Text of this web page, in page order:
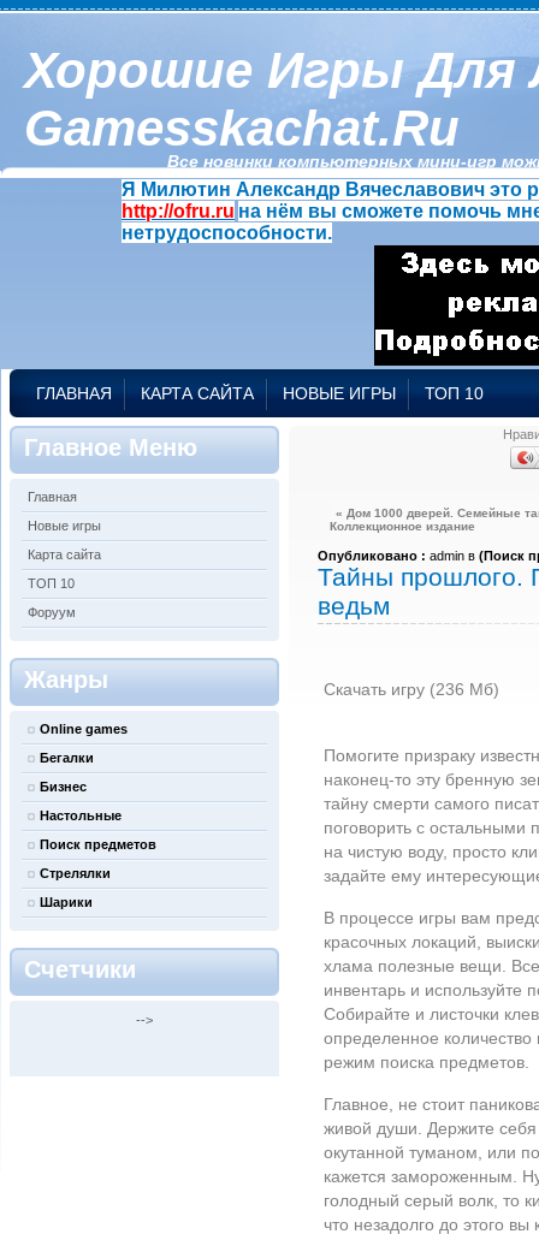
Хорошие Игры Для
Gamesskachat.ru
Все новинки компьютерных мини-игр
Я Милютин Александр Вячеславович это
http://ofru.ru на нём вы сможете помочь
нетрудоспособности.
ГЛАВНАЯ КАРТА САЙТА НОВЫЕ ИГРЫ ТОП 10
Главное Меню
Главная
Новые игры
Карта сайта
ТОП 10
Форуум
Жанры
Online games
Бегалки
Бизнес
Настольные
Поиск предметов
Стрелялки
Шарики
Счетчики
-->
« Дом 1000 дверей. Семейные
Коллекционное издание
Опубликовано : admin в (Поиск
Тайны прошлого.
ведьм
Скачать игру (236 Мб)
Помогите призраку
наконец-то эту бренную
тайну смерти самого
поговорить с остальными
на чистую воду, просто
задайте ему
В процессе игры вам
красочных локаций,
хлама полезные вещи.
инвентарь и
Собирайте и листочки
определенное
режим поиска предметов.
Главное, не стоит
живой души. Держите
окутанной туманом, или
кажется замороженным.
голодный серый волк, то
что незадолго до этого